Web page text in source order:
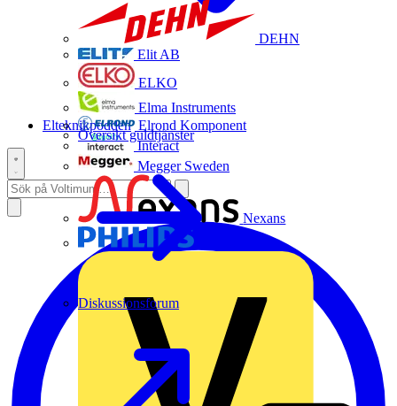
DEHN
Elit AB
ELKO
Elma Instruments
Elrond Komponent
Interact
Megger Sweden
Nexans
Översikt guldtjänster
Diskussionsforum
Elteknikpodden